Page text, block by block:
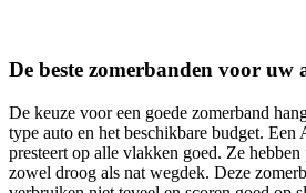
De beste zomerbanden voor uw
De keuze voor een goede zomerband
type auto en het beschikbare budget.
presteert op alle vlakken goed. Ze
zowel droog als nat wegdek. Deze